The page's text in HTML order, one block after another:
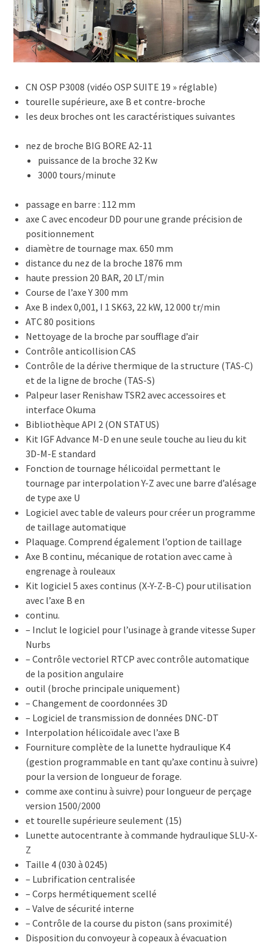
CN OSP P3008 (vidéo OSP SUITE 19 » réglable)
tourelle supérieure, axe B et contre-broche
les deux broches ont les caractéristiques suivantes
nez de broche BIG BORE A2-11
puissance de la broche 32 Kw
3000 tours/minute
passage en barre : 112 mm
axe C avec encodeur DD pour une grande précision de
positionnement
diamètre de tournage max. 650 mm
distance du nez de la broche 1876 mm
haute pression 20 BAR, 20 LT/min
Course de l’axe Y 300 mm
Axe B index 0,001, I 1 SK63, 22 kW, 12 000 tr/min
ATC 80 positions
Nettoyage de la broche par soufflage d’air
Contrôle anticollision CAS
Contrôle de la dérive thermique de la structure (TAS-C)
et de la ligne de broche (TAS-S)
Palpeur laser Renishaw TSR2 avec accessoires et
interface Okuma
Bibliothèque API 2 (ON STATUS)
Kit IGF Advance M-D en une seule touche au lieu du kit
3D-M-E standard
Fonction de tournage hélicoïdal permettant le
tournage par interpolation Y-Z avec une barre d’alésage
de type axe U
Logiciel avec table de valeurs pour créer un programme
de taillage automatique
Plaquage. Comprend également l’option de taillage
Axe B continu, mécanique de rotation avec came à
engrenage à rouleaux
Kit logiciel 5 axes continus (X-Y-Z-B-C) pour utilisation
avec l’axe B en
continu.
– Inclut le logiciel pour l’usinage à grande vitesse Super
Nurbs
– Contrôle vectoriel RTCP avec contrôle automatique
de la position angulaire
outil (broche principale uniquement)
– Changement de coordonnées 3D
– Logiciel de transmission de données DNC-DT
Interpolation hélicoïdale avec l’axe B
Fourniture complète de la lunette hydraulique K4
(gestion programmable en tant qu’axe continu à suivre)
pour la version de longueur de forage.
comme axe continu à suivre) pour longueur de perçage
version 1500/2000
et tourelle supérieure seulement (15)
Lunette autocentrante à commande hydraulique SLU-X-
Z
Taille 4 (030 à 0245)
– Lubrification centralisée
– Corps hermétiquement scellé
– Valve de sécurité interne
– Contrôle de la course du piston (sans proximité)
Disposition du convoyeur à copeaux à évacuation